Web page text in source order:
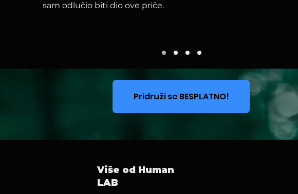
Pridruži se BESPLATNO!
sam odlučio biti dio ove priče.
Više od Human
LAB